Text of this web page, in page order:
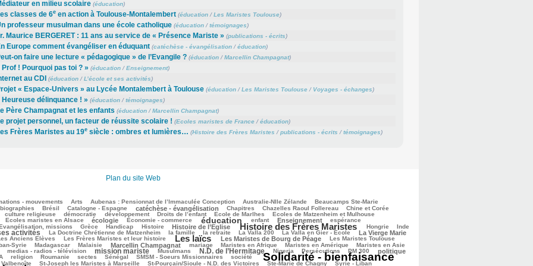
en milieu scolaire (éducation)
classes de 6een action à Toulouse-Montalembert (éducation/Les Maristes Toulouse)
professeur musulman dans une école catholique (éducation/témoignages)
Maurice BERGERET : 11 ans au service de « Présence Mariste » (publications - écrits)
Europe comment évangéliser en éduquant (catéchèse - évangélisation/éducation)
on faire une lecture « pédagogique » de l’Evangile ? (éducation/Marcellin Champagnat)
Prof ! Pourquoi pas toi ? » (éducation/Enseignement)
au CDI (éducation/L’école et ses activités)
« Espace-Univers » au Lycée Montalembert à Toulouse (éducation/Les Maristes Toulouse/ Voyages - échanges)
Heureuse délinquance ! » (éducation/témoignages)
Père Champagnat et les enfants (éducation/Marcellin Champagnat)
projet personnel, un facteur de réussite scolaire ! (Ecoles maristes de France/éducation)
Frères Maristes au 19esiècle : ombres et lumières… (Histoire des Frères Maristes /publications - écrits /témoignages)
Plan du site Web
- mouvements Arts Aubenas : Pensionnat de l’Immaculée Conception Australie-Nlle Zélande Beaucamps Ste-Marie
biographies Brésil Catalogne - Espagne catéchèse - évangélisation Chapitres Chazelles Raoul Follereau Chine et Corée
culture religieuse démocratie développement Droits de l’enfant Ecole de Marlhes Ecoles de Matzenheim et Mulhouse
Ecoles maristes en Alsace écologie Economie - commerce éducation enfant Enseignement espérance
missions Grèce Handicap Histoire Histoire de l’Eglise Histoire des Frères Maristes Hongrie Inde
activités La Doctrine Chrétienne de Matzenheim la famille la retraite La Valla 200 La Valla en Gier - Ecole La Vierge Marie
Anciens Elèves Les Frères Maristes et leur histoire Les laïcs Les Maristes de Bourg de Péage Les Maristes Toulouse
Syrie Madagascar Malaisie Marcellin Champagnat mariage Maristes en Afrique Maristes en Amérique Maristes en Asie
medias - radios - télévision mission mariste Musulmans N.D. de l’Hermitage Nigeria Persécutions PM 300 politique
religion Roumanie sectes Sénégal SMSM - Soeurs Missionnaires société Solidarité - bienfaisance
St-Joseph les Maristes à Marseille St-Pourçain/Sioule - N.D. des Victoires Ste-Marie de Chagny Syrie - Liban